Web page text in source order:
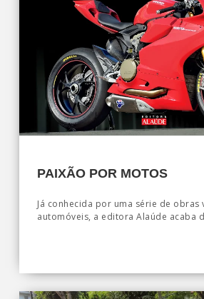
PAIXÃO POR MOTOS
Já conhecida por uma série de obras
automóveis, a editora Alaúde acaba